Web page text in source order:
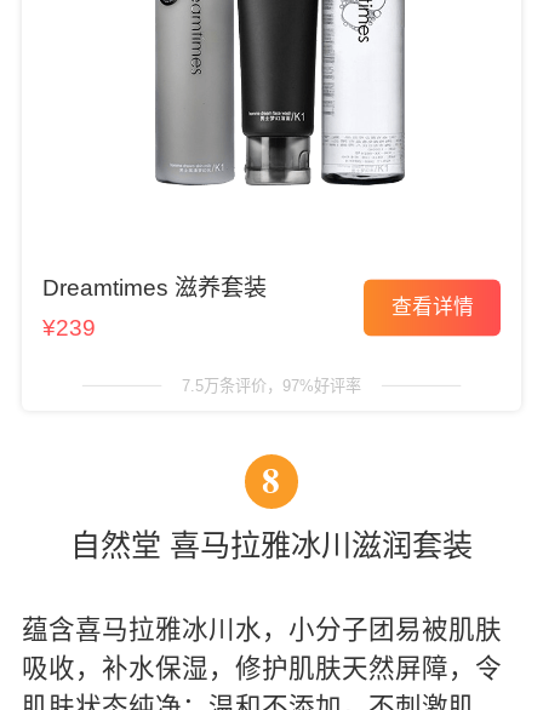
Dreamtimes 滋养套装
¥239
查看详情
7.5万条评价，97%好评率
8
自然堂 喜马拉雅冰川滋润套装
蕴含喜马拉雅冰川水，小分子团易被肌肤
吸收，补水保湿，修护肌肤天然屏障，令